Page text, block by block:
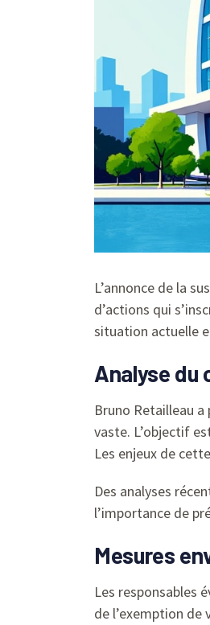
L’annonce de la
d’actions qui
situation actuelle
Analyse du
Bruno Retailleau
vaste. L’objectif
Les enjeux de
Des analyses
l’importance de
Mesures
Les responsables
de l’exemption